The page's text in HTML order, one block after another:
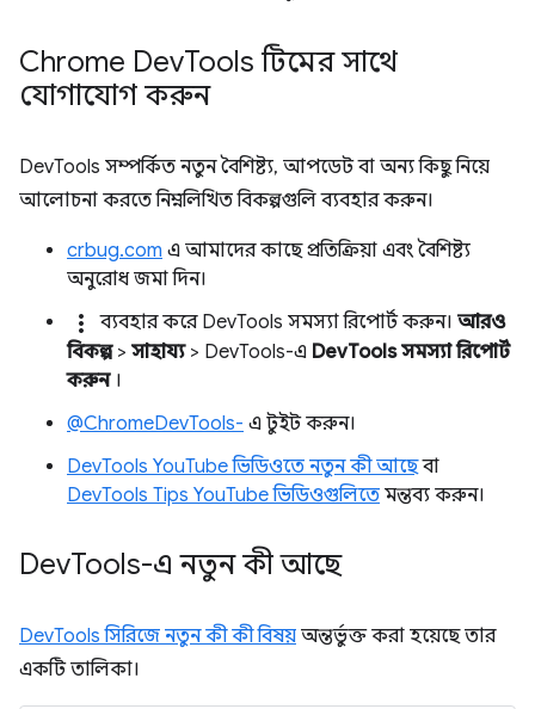
Chrome DevTools টিমের সাথে
যোগাযোগ করুন
DevTools সম্পর্কিত নতুন বৈশিষ্ট্য, আপডেট বা অন্য কিছু নিয়ে
আলোচনা করতে নিম্নলিখিত বিকল্পগুলি ব্যবহার করুন।
crbug.com এ আমাদের কাছে প্রতিক্রিয়া এবং বৈশিষ্ট্য
অনুরোধ জমা দিন।
more_vert ব্যবহার করে DevTools সমস্যা রিপোর্ট করুন। আরও
বিকল্প> সাহায্য> DevTools-এ DevTools সমস্যা রিপোর্ট
করুন।
@ChromeDevTools- এ টুইট করুন।
DevTools YouTube ভিডিওতে নতুন কী আছেবা
DevTools Tips YouTube ভিডিওগুলিতে মন্তব্য করুন।
DevTools-এ নতুন কী আছে
DevTools সিরিজে নতুন কী কী বিষয় অন্তর্ভুক্ত করা হয়েছে তার
একটি তালিকা।